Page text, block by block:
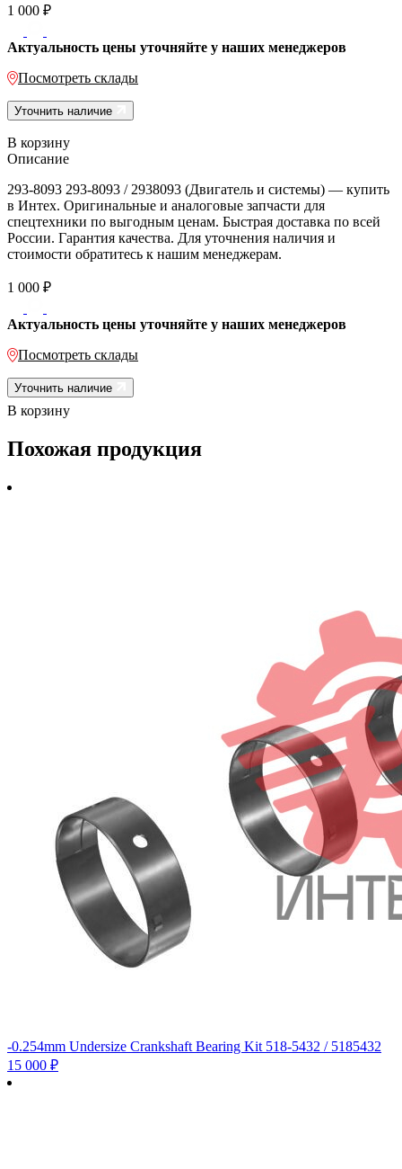
1 000 ₽
Актуальность цены уточняйте у наших менеджеров
Посмотреть склады
Уточнить наличие
В корзину
Описание
293-8093 293-8093 / 2938093 (Двигатель и системы) — купить
в Интех. Оригинальные и аналоговые запчасти для
спецтехники по выгодным ценам. Быстрая доставка по всей
России. Гарантия качества. Для уточнения наличия и
стоимости обратитесь к нашим менеджерам.
1 000 ₽
Актуальность цены уточняйте у наших менеджеров
Посмотреть склады
Уточнить наличие
В корзину
Похожая продукция
-0.254mm Undersize Crankshaft Bearing Kit 518-5432 / 5185432
15 000 ₽